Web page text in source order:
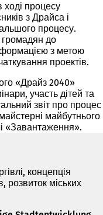
ході процесу
з Драйса і
процесу.
до
з метою
проектів.
«Драйз 2040»
участь дітей та
звіт про процес
майбутнього
«Завантаження».
концепція
розвиток міських